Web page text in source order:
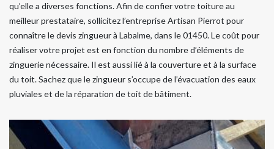
qu’elle a diverses fonctions. Afin de confier votre toiture au
meilleur prestataire, sollicitez l’entreprise Artisan Pierrot pour
connaître le devis zingueur à Labalme, dans le 01450. Le coût pour
réaliser votre projet est en fonction du nombre d’éléments de
zinguerie nécessaire. Il est aussi lié à la couverture et à la surface
du toit. Sachez que le zingueur s’occupe de l’évacuation des eaux
pluviales et de la réparation de toit de bâtiment.